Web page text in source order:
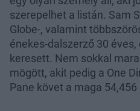
szerepelhet a listán. Sam
Globe-, valamint
énekes-dalszerző 30
keresett. Nem sokkal
mögött, akit pedig a One
Pane követ a maga